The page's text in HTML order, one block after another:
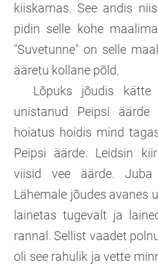
kiiskamas. See andis
pidin selle kohe
"Suvetunne" on selle
ääretu kollane põld.
Lõpuks jõudis kätte
unistanud Peipsi
hoiatus hoidis mind
Peipsi äärde. Leidsin
viisid vee äärde.
Lähemale jõudes avanes
lainetas tugevalt ja
rannal. Sellist vaadet
oli see rahulik ja vette